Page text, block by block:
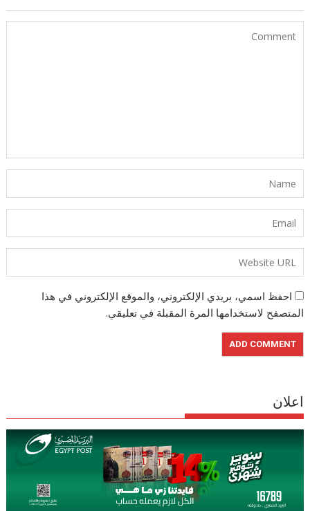
احفظ اسمي، بريدي الإلكتروني، والموقع الإلكتروني في هذا
المتصفح لاستخدامها المرة المقبلة في تعليقي.
اعلان